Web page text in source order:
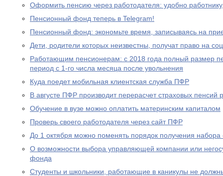
Оформить пенсию через работодателя: удобно
Пенсионный фонд теперь в Telegram!
Пенсионный фонд: экономьте время, записываясь на
Дети, родители которых неизвестны, получат право на
Работающим пенсионерам: с 2018 года полный размер
период с 1-го числа месяца после увольнения
Куда поедет мобильная клиентская служба ПФР
В августе ПФР производит перерасчет страховых
Обучение в вузе можно оплатить материнским капиталом
Проверь своего работодателя через сайт ПФР
До 1 октября можно поменять порядок получения набора
О возможности выбора управляющей компании или
фонда
Студенты и школьники, работающие в каникулы не